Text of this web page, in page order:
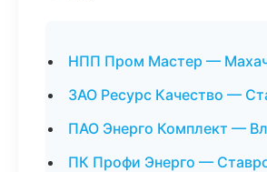
НПП Пром Мастер —
ЗАО Ресурс Качество —
ПАО Энерго Комплект —
ПК Профи Энерго —